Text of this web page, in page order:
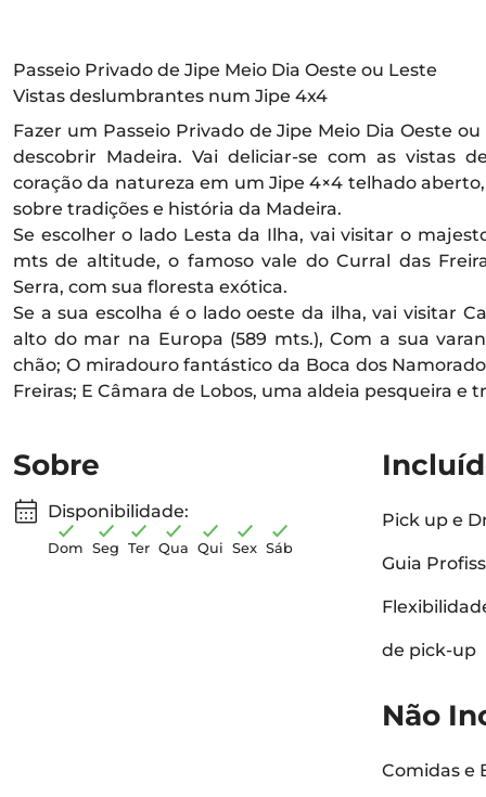
Passeio Privado de Jipe Meio Dia Oeste ou Leste
Vistas deslumbrantes num Jipe 4x4
Fazer um Passeio Privado de Jipe Meio Dia Oeste
descobrir Madeira. Vai deliciar-se com as vistas
coração da natureza em um Jipe 4×4 telhado
sobre tradições e história da Madeira.
Se escolher o lado Lesta da Ilha, vai visitar o
mts de altitude, o famoso vale do Curral das
Serra, com sua floresta exótica.
Se a sua escolha é o lado oeste da ilha, vai visitar
alto do mar na Europa (589 mts.), Com a sua
chão; O miradouro fantástico da Boca dos
Freiras; E Câmara de Lobos, uma aldeia pesqueira e
Sobre
Disponibilidade:
Dom Seg Ter Qua Qui Sex Sáb
Pick up e
Guia
de pick-up
Não
Comidas e